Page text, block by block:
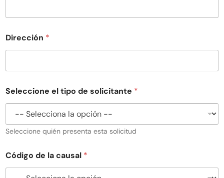
Dirección *
Seleccione el tipo de solicitante *
Seleccione quién presenta esta solicitud
Código de la causal *